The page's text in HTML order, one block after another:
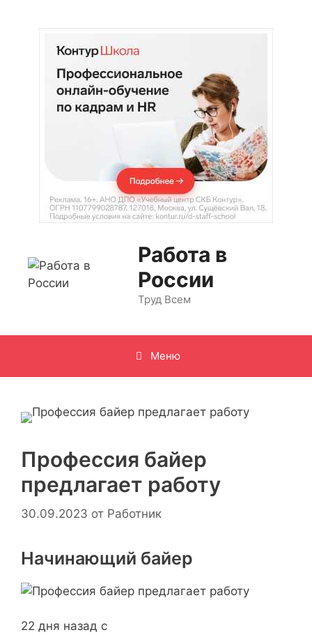
содержимому
Работа в
России
Труд Всем
Меню
Профессия байер
предлагает работу
30.09.2023 от Работник
Начинающий байер
22 дня назад с